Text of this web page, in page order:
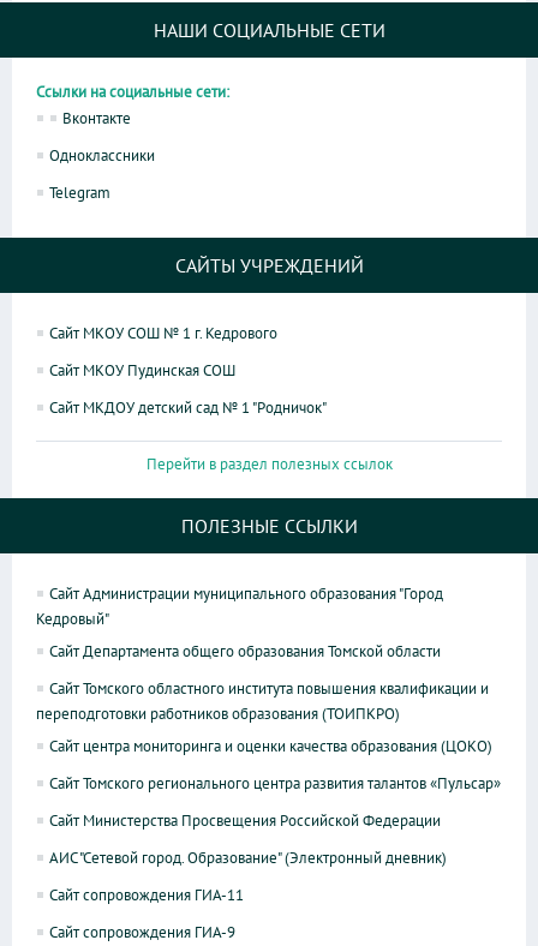
НАШИ СОЦИАЛЬНЫЕ СЕТИ
Ссылки на социальные сети:
Вконтакте
Одноклассники
Telegram
САЙТЫ УЧРЕЖДЕНИЙ
Сайт МКОУ СОШ № 1 г. Кедрового
Сайт МКОУ Пудинская СОШ
Сайт МКДОУ детский сад № 1 "Родничок"
Перейти в раздел полезных ссылок
ПОЛЕЗНЫЕ ССЫЛКИ
Сайт Администрации муниципального образования "Город
Кедровый"
Сайт Департамента общего образования Томской области
Сайт Томского областного института повышения квалификации и
переподготовки работников образования (ТОИПКРО)
Сайт центра мониторинга и оценки качества образования (ЦОКО)
Сайт Томского регионального центра развития талантов «Пульсар»
Сайт Министерства Просвещения Российской Федерации
АИС "Сетевой город. Образование" (Электронный дневник)
Сайт сопровождения ГИА-11
Сайт сопровождения ГИА-9